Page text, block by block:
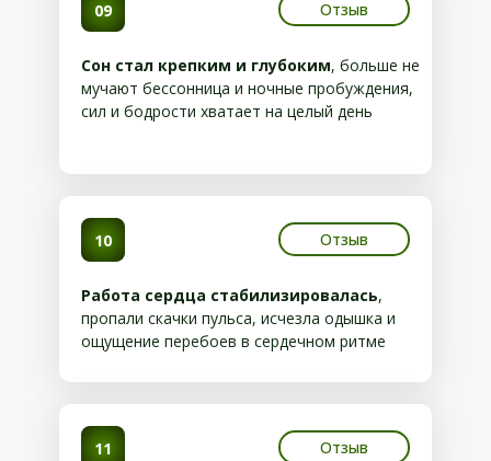
Сон стал крепким и глубоким, больше не
мучают бессонница и ночные пробуждения,
сил и бодрости хватает на целый день
09
Работа сердца стабилизировалась,
пропали скачки пульса, исчезла одышка и
ощущение перебоев в сердечном ритме
10
11
Отзыв
Отзыв
Отзыв